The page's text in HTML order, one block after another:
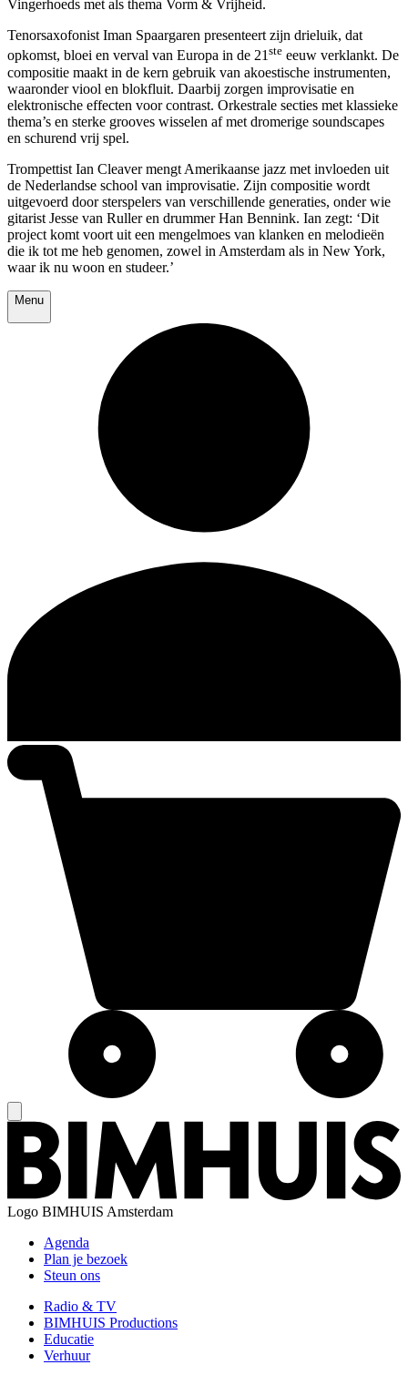
Vingerhoeds met als thema Vorm & Vrijheid.
Tenorsaxofonist Iman Spaargaren presenteert zijn drieluik, dat
opkomst, bloei en verval van Europa in de 21ste eeuw verklankt. De
compositie maakt in de kern gebruik van akoestische instrumenten,
waaronder viool en blokfluit. Daarbij zorgen improvisatie en
elektronische effecten voor contrast. Orkestrale secties met klassieke
thema’s en sterke grooves wisselen af met dromerige soundscapes
en schurend vrij spel.
Trompettist Ian Cleaver mengt Amerikaanse jazz met invloeden uit
de Nederlandse school van improvisatie. Zijn compositie wordt
uitgevoerd door sterspelers van verschillende generaties, onder wie
gitarist Jesse van Ruller en drummer Han Bennink. Ian zegt: ‘Dit
project komt voort uit een mengelmoes van klanken en melodieën
die ik tot me heb genomen, zowel in Amsterdam als in New York,
waar ik nu woon en studeer.’
Menu
Logo BIMHUIS Amsterdam
Agenda
Plan je bezoek
Steun ons
Radio & TV
BIMHUIS Productions
Educatie
Verhuur